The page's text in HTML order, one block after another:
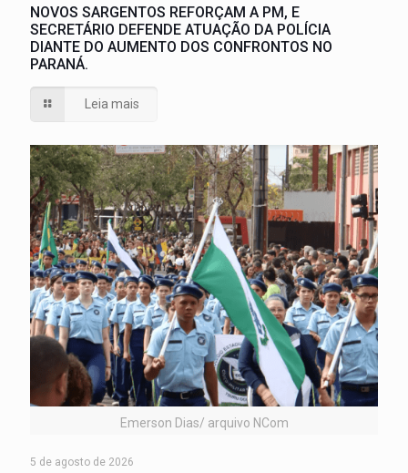
NOVOS SARGENTOS REFORÇAM A PM, E
SECRETÁRIO DEFENDE ATUAÇÃO DA POLÍCIA
DIANTE DO AUMENTO DOS CONFRONTOS NO
PARANÁ.
Leia mais
Emerson Dias/ arquivo NCom
5 de agosto de 2026